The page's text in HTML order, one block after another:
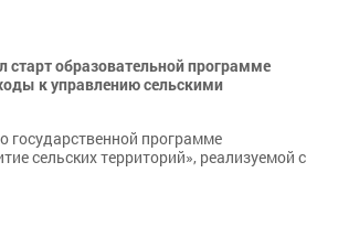
старт образовательной программе
к управлению сельскими
государственной программе
сельских территорий», реализуемой с